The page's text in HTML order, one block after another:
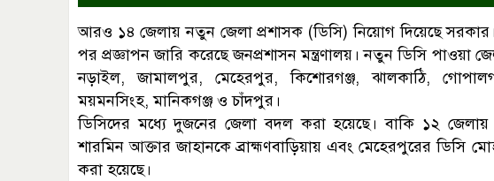
আরও ১৪ জেলায় নতুন জেলা প্রশাসক (ডিসি) নিয়োগ দিয়েছে সরকার।
পর প্রজ্ঞাপন জারি করেছে জনপ্রশাসন মন্ত্রণালয়। নতুন ডিসি পাওয়া
নড়াইল, জামালপুর, মেহেরপুর, কিশোরগঞ্জ, ঝালকাঠি,
ময়মনসিংহ, মানিকগঞ্জ ও চাঁদপুর।
ডিসিদের মধ্যে দুজনের জেলা বদল করা হয়েছে। বাকি ১২
শারমিন আক্তার জাহানকে ব্রাহ্মণবাড়িয়ায় এবং মেহেরপুরের ডিসি
করা হয়েছে।